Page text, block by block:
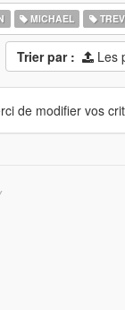
MICHAEL
Trier par : Les
de modifier vos